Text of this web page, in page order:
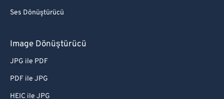
Ses Dönüştürücü
Image Dönüştürücü
JPG ile PDF
PDF ile JPG
HEIC ile JPG